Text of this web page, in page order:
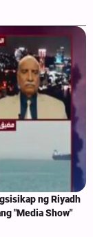
ng Riyadh
"Media Show"